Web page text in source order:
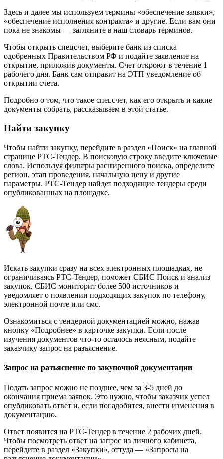
Здесь и далее мы используем термины «обеспечение заявки»,
«обеспечение исполнения контракта» и другие. Если вам они
пока не знакомы — загляните в наш словарь терминов.
Чтобы открыть спецсчет, выберите банк из списка
одобренных Правительством РФ и подайте заявление на
открытие, приложив документы. Счет откроют в течение 1
рабочего дня. Банк сам отправит на ЭТП уведомление об
открытии счета.
Подробно о том, что такое спецсчет, как его открыть и какие
документы собрать, рассказываем в этой статье.
Найти закупку
Чтобы найти закупку, перейдите в раздел «Поиск» на главной
странице РТС-Тендер. В поисковую строку введите ключевые
слова. Используя фильтры расширенного поиска, определите
регион, этап проведения, начальную цену и другие
параметры. РТС-Тендер найдет подходящие тендеры среди
опубликованных на площадке.
Искать закупки сразу на всех электронных площадках, не
ограничиваясь РТС-Тендер, поможет СБИС Поиск и анализ
закупок. СБИС мониторит более 500 источников и
уведомляет о появлении подходящих закупок по телефону,
электронной почте или смс.
Ознакомиться с тендерной документацией можно, нажав
кнопку «Подробнее» в карточке закупки. Если после
изучения документов что-то осталось неясным, подайте
заказчику запрос на разъяснение.
Запрос на разъяснение по закупочной документации
Подать запрос можно не позднее, чем за 3-5 дней до
окончания приема заявок. Это нужно, чтобы заказчик успел
опубликовать ответ и, если понадобится, внести изменения в
документацию.
Ответ появится на РТС-Тендер в течение 2 рабочих дней.
Чтобы посмотреть ответ на запрос из личного кабинета,
перейдите в раздел «Закупки», оттуда — «Запросы на